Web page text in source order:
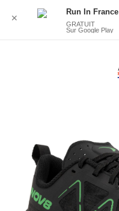
✕
Run In France
GRATUIT
Sur Google Play